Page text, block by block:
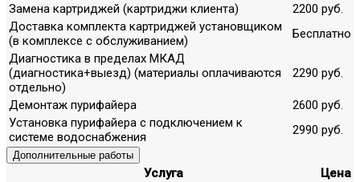
Замена картриджей (картриджи клиента)
2200 руб.
Доставка комплекта картриджей установщиком
(в комплексе с обслуживанием)
Бесплатно
Диагностика в пределах МКАД
(диагностика+выезд) (материалы оплачиваются
отдельно)
2290 руб.
Демонтаж пурифайера
2600 руб.
Установка пурифайера с подключением к
системе водоснабжения
2990 руб.
Дополнительные работы
Услуга
Цена